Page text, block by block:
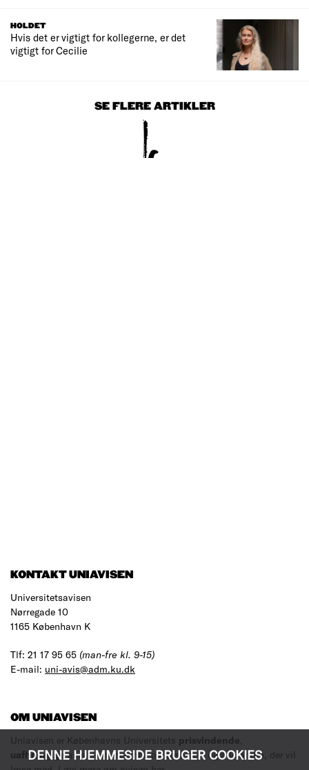
DENNE HJEMMESIDE BRUGER COOKIES
HOLDET
Hvis det er vigtigt for kollegerne, er det
vigtigt for Cecilie
SE FLERE ARTIKLER
KONTAKT UNIAVISEN
Universitetsavisen
Nørregade 10
1165 København K
Tlf: 21 17 95 65 (man-fre kl. 9-15)
E-mail: uni-avis@adm.ku.dk
OM UNIAVISEN
Uniavisen er Københavns Universitets prisvindende
uafhængigeavis til studerende og ansatte – og alle andre, der vil